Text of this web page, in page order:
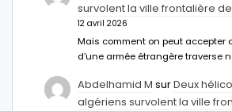
survolent la ville frontalière
12 avril 2026
Mais comment on peut accepter
d’une armée étrangère traverse
Abdelhamid M surDeux
algériens survolent la ville